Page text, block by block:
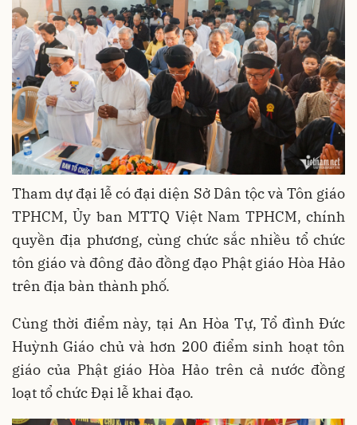
Tham dự đại lễ có đại diện Sở Dân tộc và Tôn giáo
TPHCM, Ủy ban MTTQ Việt Nam TPHCM, chính
quyền địa phương, cùng chức sắc nhiều tổ chức
tôn giáo và đông đảo đồng đạo Phật giáo Hòa Hảo
trên địa bàn thành phố.
Cùng thời điểm này, tại An Hòa Tự, Tổ đình Đức
Huỳnh Giáo chủ và hơn 200 điểm sinh hoạt tôn
giáo của Phật giáo Hòa Hảo trên cả nước đồng
loạt tổ chức Đại lễ khai đạo.